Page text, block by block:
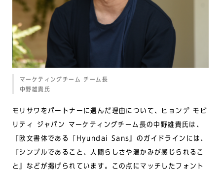
マーケティングチーム チーム長
中野雄貴氏
モリサワをパートナーに選んだ理由について、ヒョンデ モビ
リティ ジャパン マーケティングチーム長の中野雄貴氏は、
「欧文書体である『Hyundai Sans』のガイドラインには、
『シンプルであること、人間らしさや温かみが感じられるこ
と』などが掲げられています。この点にマッチしたフォント